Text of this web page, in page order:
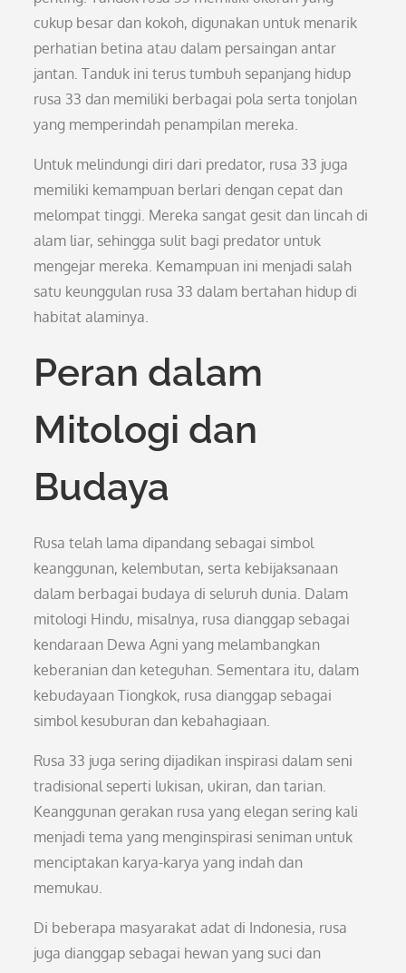
cukup besar dan kokoh, digunakan untuk menarik
perhatian betina atau dalam persaingan antar
jantan. Tanduk ini terus tumbuh sepanjang hidup
rusa 33 dan memiliki berbagai pola serta tonjolan
yang memperindah penampilan mereka.
Untuk melindungi diri dari predator, rusa 33 juga
memiliki kemampuan berlari dengan cepat dan
melompat tinggi. Mereka sangat gesit dan lincah di
alam liar, sehingga sulit bagi predator untuk
mengejar mereka. Kemampuan ini menjadi salah
satu keunggulan rusa 33 dalam bertahan hidup di
habitat alaminya.
Peran dalam
Mitologi dan
Budaya
Rusa telah lama dipandang sebagai simbol
keanggunan, kelembutan, serta kebijaksanaan
dalam berbagai budaya di seluruh dunia. Dalam
mitologi Hindu, misalnya, rusa dianggap sebagai
kendaraan Dewa Agni yang melambangkan
keberanian dan keteguhan. Sementara itu, dalam
kebudayaan Tiongkok, rusa dianggap sebagai
simbol kesuburan dan kebahagiaan.
Rusa 33 juga sering dijadikan inspirasi dalam seni
tradisional seperti lukisan, ukiran, dan tarian.
Keanggunan gerakan rusa yang elegan sering kali
menjadi tema yang menginspirasi seniman untuk
menciptakan karya-karya yang indah dan
memukau.
Di beberapa masyarakat adat di Indonesia, rusa
juga dianggap sebagai hewan yang suci dan